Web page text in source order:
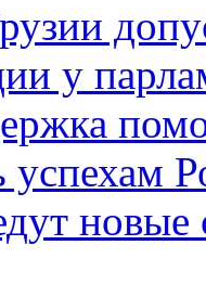
у
успехам
новые